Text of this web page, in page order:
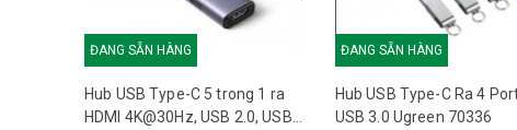
ĐANG SẴN HÀNG
Hub USB Type-C 5 trong 1 ra
HDMI 4K@30Hz, USB 2.0, USB
ĐANG SẴN HÀNG
Hub USB Type-C Ra 4
USB 3.0 Ugreen 70336